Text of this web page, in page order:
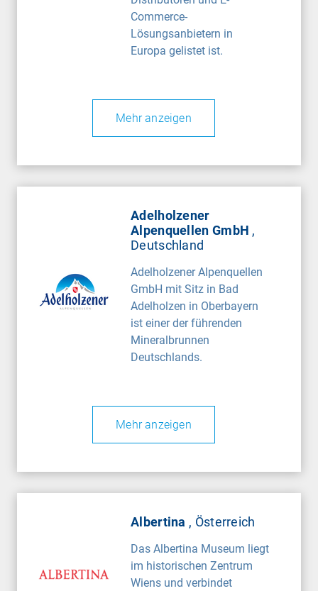
Commerce-
Lösungsanbietern in
Europa gelistet ist.
Mehr anzeigen
Adelholzener
Alpenquellen GmbH ,
Deutschland
Adelholzener Alpenquellen
GmbH mit Sitz in Bad
Adelholzen in Oberbayern
ist einer der führenden
Mineralbrunnen
Deutschlands.
Mehr anzeigen
Albertina , Österreich
Das Albertina Museum liegt
im historischen Zentrum
Wiens und verbindet